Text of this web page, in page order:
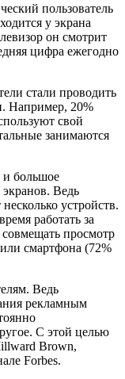
пользователь
у экрана
он смотрит
цифра ежегодно
стали проводить
Например, 20%
свой
занимаются
и большое
Ведь
устройств.
работать за
просмотр
смартфона (72%
Ведь
рекламным
С этой целью
Brown,
Forbes.